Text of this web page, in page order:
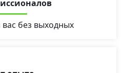
без выходных